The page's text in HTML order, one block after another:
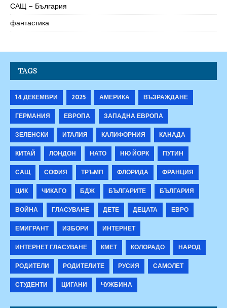
САЩ – България
фантастика
TAGS
14 ДЕКЕМВРИ 2025 АМЕРИКА
ВЪЗРАЖДАНЕ
ГЕРМАНИЯ
ЕВРОПА
ЗАПАДНА ЕВРОПА
ЗЕЛЕНСКИ
ИТАЛИЯ КАЛИФОРНИЯ
КАНАДА
КИТАЙ
ЛОНДОН НАТО НЮ ЙОРК
ПУТИН
САЩ
СОФИЯ ТРЪМП ФЛОРИДА
ФРАНЦИЯ
ЦИК
ЧИКАГО БДЖ БЪЛГАРИТЕ
БЪЛГАРИЯ
ВОЙНА
ГЛАСУВАНЕ ДЕТЕ ДЕЦАТА
ЕВРО
ЕМИГРАНТ
ИЗБОРИ
ИНТЕРНЕТ
ИНТЕРНЕТ ГЛАСУВАНЕ
КМЕТ КОЛОРАДО
НАРОД
РОДИТЕЛИ
РОДИТЕЛИТЕ РУСИЯ
САМОЛЕТ
СТУДЕНТИ
ЦИГАНИ ЧУЖБИНА